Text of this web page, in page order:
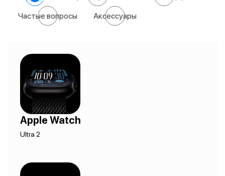
Частые вопросы Аксессуары
Apple Watch
Ultra 2